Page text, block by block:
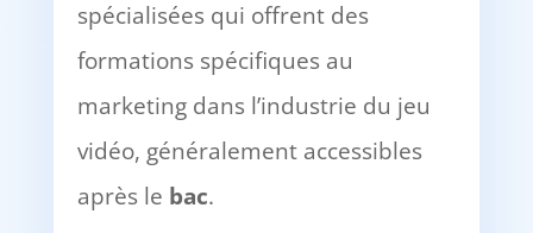
spécialisées qui offrent des
formations spécifiques au
marketing dans l’industrie du jeu
vidéo, généralement accessibles
après le bac.